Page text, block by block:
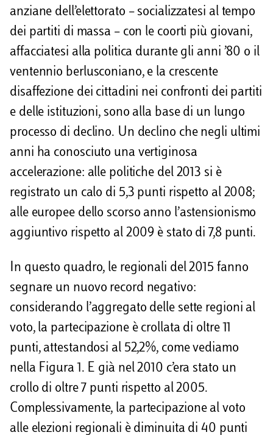
anziane dell’elettorato – socializzatesi al tempo
dei partiti di massa – con le coorti più giovani,
affacciatesi alla politica durante gli anni ’80 o il
ventennio berlusconiano, e la crescente
disaffezione dei cittadini nei confronti dei partiti
e delle istituzioni, sono alla base di un lungo
processo di declino. Un declino che negli ultimi
anni ha conosciuto una vertiginosa
accelerazione: alle politiche del 2013 si è
registrato un calo di 5,3 punti rispetto al 2008;
alle europee dello scorso anno l’astensionismo
aggiuntivo rispetto al 2009 è stato di 7,8 punti.
In questo quadro, le regionali del 2015 fanno
segnare un nuovo record negativo:
considerando l’aggregato delle sette regioni al
voto, la partecipazione è crollata di oltre 11
punti, attestandosi al 52,2%, come vediamo
nella Figura 1. E già nel 2010 c’era stato un
crollo di oltre 7 punti rispetto al 2005.
Complessivamente, la partecipazione al voto
alle elezioni regionali è diminuita di 40 punti